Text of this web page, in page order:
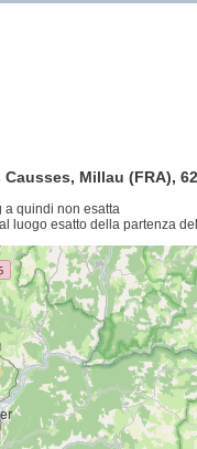
Millau (FRA),
quindi non esatta
luogo esatto della partenza